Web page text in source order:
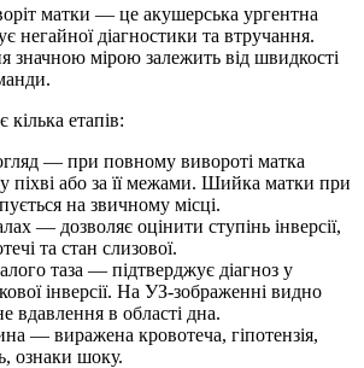
матки — це акушерська ургентна
негайної діагностики та втручання.
значною мірою залежить від швидкості
кілька етапів:
— при повному вивороті матка
у піхві або за її межами. Шийка матки при
на звичному місці.
— дозволяє оцінити ступінь інверсії,
та стан слизової.
таза — підтверджує діагноз у
інверсії. На УЗ-зображенні видно
вдавлення в області дна.
— виражена кровотеча, гіпотензія,
ознаки шоку.